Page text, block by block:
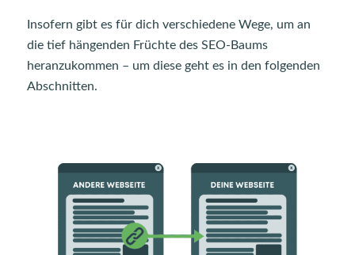
Insofern gibt es für dich verschiedene Wege, um an
die tief hängenden Früchte des SEO-Baums
heranzukommen – um diese geht es in den folgenden
Abschnitten.